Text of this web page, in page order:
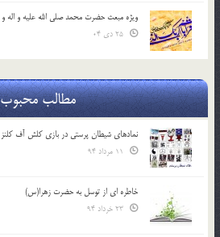
ویژه مبعث حضرت محمد صلی الله علیه و اله
مطالب محبوب
نمادهای شیطان پرستی در بازی کلش آف کلنز
خاطره ای از توسل به حضرت زهرا(س)